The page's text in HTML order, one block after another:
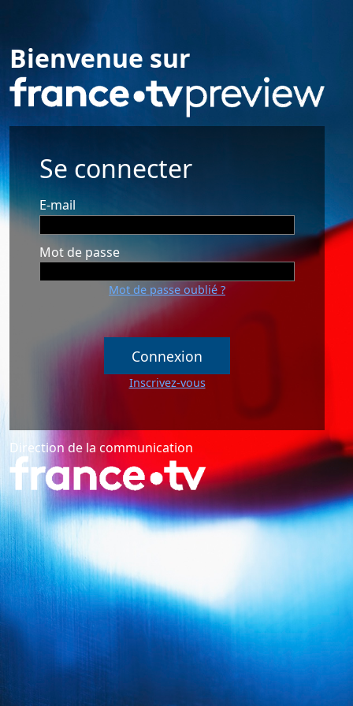
Bienvenue sur
Se connecter
E-mail
Mot de passe
Mot de passe oublié ?
Inscrivez-vous
Direction de la communication